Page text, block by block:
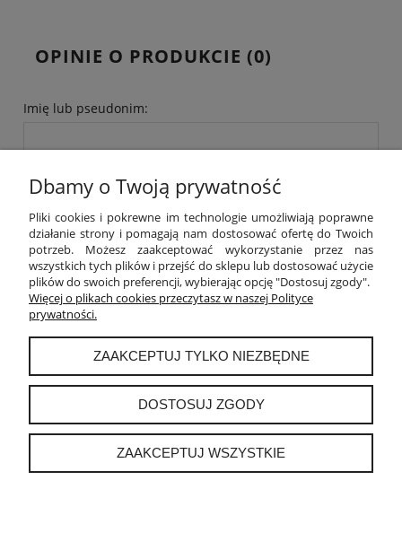
OPINIE O PRODUKCIE (0)
Imię lub pseudonim:
POMOC
Dbamy o Twoją prywatność
Pliki cookies i pokrewne im technologie umożliwiają poprawne
działanie strony i pomagają nam dostosować ofertę do Twoich
potrzeb. Możesz zaakceptować wykorzystanie przez nas
wszystkich tych plików i przejść do sklepu lub dostosować użycie
plików do swoich preferencji, wybierając opcję "Dostosuj zgody".
Więcej o plikach cookies przeczytasz w naszej Polityce
prywatności.
ZAAKCEPTUJ TYLKO NIEZBĘDNE
DOSTOSUJ ZGODY
ZAAKCEPTUJ WSZYSTKIE